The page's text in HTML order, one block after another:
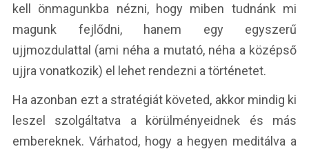
kell önmagunkba nézni, hogy miben tudnánk mi
magunk fejlődni, hanem egy egyszerű
ujjmozdulattal (ami néha a mutató, néha a középső
ujjra vonatkozik) el lehet rendezni a történetet.
Ha azonban ezt a stratégiát követed, akkor mindig ki
leszel szolgáltatva a körülményeidnek és más
embereknek. Várhatod, hogy a hegyen meditálva a